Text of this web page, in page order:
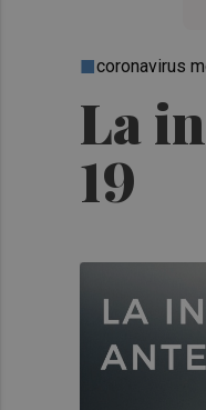
La
19
coronavirus